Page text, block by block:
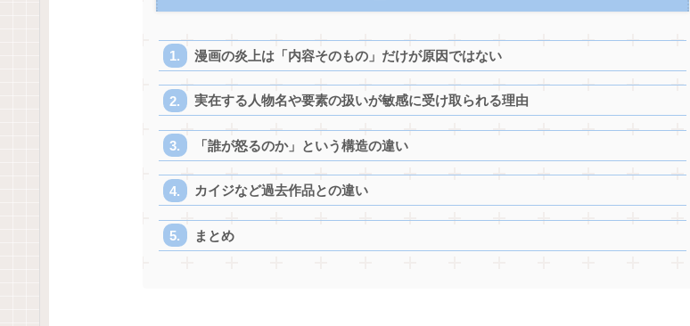
漫画の炎上は「内容そのもの」だけが原因ではない
実在する人物名や要素の扱いが敏感に受け取られる理由
「誰が怒るのか」という構造の違い
カイジなど過去作品との違い
まとめ